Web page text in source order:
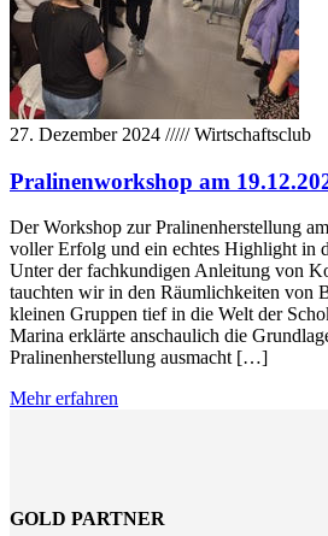
27. Dezember 2024 /////Wirtschaftsclub
Pralinenworkshop am
Der Workshop zur Pralinenherstellung
voller Erfolg und ein echtes Highlight in
Unter der fachkundigen Anleitung von
tauchten wir in den Räumlichkeiten von
kleinen Gruppen tief in die Welt der
Marina erklärte anschaulich die
Pralinenherstellung ausmacht […]
Mehr erfahren
GOLD PARTNER